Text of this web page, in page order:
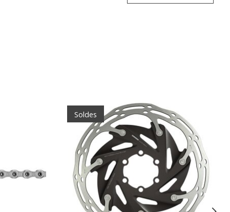
Soldes